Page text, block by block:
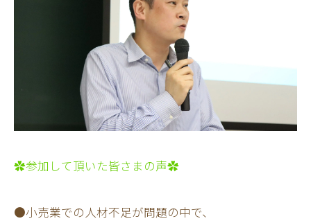
✿参加して頂いた皆さまの声✿
●小売業での人材不足が問題の中で、